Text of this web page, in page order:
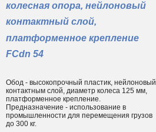
колесная опора, нейлоновый
контактный слой,
платформенное крепление
FCdn 54
Обод - высокопрочный пластик, нейлоновый
контактным слой, диаметр колеса 125 мм,
платформенное крепление.
Предназначение - использование в
промышленности для перемещения грузов
до 300 кг.